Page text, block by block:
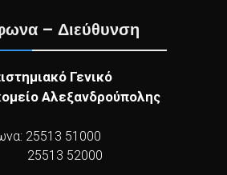
– Διεύθυνση
Γενικό
Αλεξανδρούπολης
25513 51000
52000